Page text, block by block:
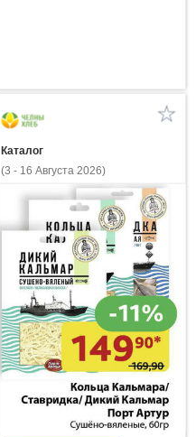
Каталог
(3 - 16 Августа 2026)